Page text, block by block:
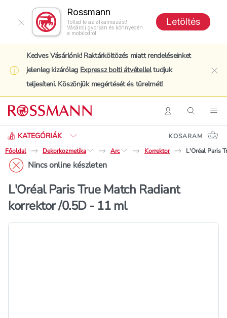
Rossmann
Töltsd le az alkalmazást!
Vásárolj gyorsan és könnyedén
a mobilodról!
Letöltés
Kedves Vásárlónk! Raktárköltözés miatt rendeléseinket
jelenleg kizárólag Expressz bolti átvételleltudjuk
teljesíteni. Köszönjük megértését és türelmét!
BelépésKeresés
KATEGÓRIÁK
Keresés
KOSARAM
Főoldal
Dekorkozmetika Arc Korrektor L'Oréal Paris
Nincs online készleten
L'Oréal Paris True Match Radiant
korrektor /0.5D - 11 ml